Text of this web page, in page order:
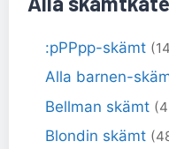
:pPPpp-skämt
Alla barnen-
Bellman skämt
Blondin skämt